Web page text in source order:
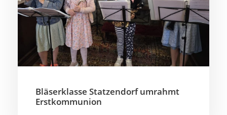
Bläserklasse Statzendorf umrahmt
Erstkommunion